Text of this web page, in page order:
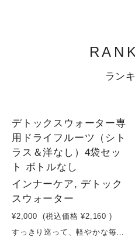
ラン
デトックスウォーター専
用ドライフルーツ（シト
ラス＆洋なし）4袋セッ
ト ボトルなし
インナーケア, デトック
スウォーター
¥2,000 (税込価格 ¥2,160 )
すっきり巡って、軽やかな毎日へ。シトラス＆洋なしのデトックスウォーター習慣爽やかなシトラスの酸味と、洋なしのやさしい甘みを組み合わせた、デトックスウォーター用ドライフルーツセット。砂糖・保存料を使わず、果実そのものの美味しさと栄養をそのまま閉じ込めました。水に入れるだけで、フルーツの香りと成分がゆっくり広がり、日々の水分補給が“整える習慣”に。シトラスのすっきり感と洋なしのまろやかさで、飲みやすく飽きずに続けられます。体の内側から軽やかさをサポートする、シンプルなインナーケアを。原材料：シトラス（長野県産） 洋なし（長野県産）容量：16g×4袋賞味期限：製造日から６ヶ月